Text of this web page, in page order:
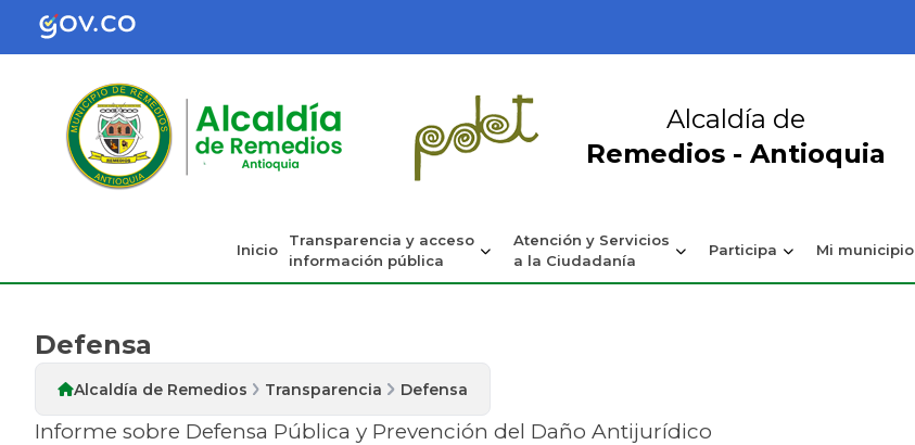
Alcaldía de
Remedios - Antioquia
Inicio
Transparencia y acceso
información pública
Atención y Servicios
a la Ciudadanía
Participa Mi municipio
Defensa
Alcaldía de Remedios Transparencia Defensa
Informe sobre Defensa Pública y Prevención del Daño Antijurídico